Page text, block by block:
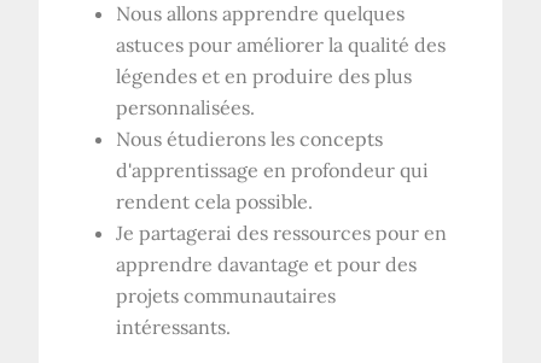
Nous allons apprendre quelques
astuces pour améliorer la qualité des
légendes et en produire des plus
personnalisées.
Nous étudierons les concepts
d'apprentissage en profondeur qui
rendent cela possible.
Je partagerai des ressources pour en
apprendre davantage et pour des
projets communautaires
intéressants.